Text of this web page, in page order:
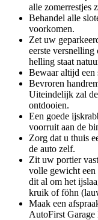
alle zomerrestjes
Behandel alle
voorkomen.
Zet uw
eerste versnelling
helling staat
Bewaar altijd een
Bevroren
Uiteindelijk zal
ontdooien.
Een goede
voorruit aan de
Zorg dat u thuis
de auto zelf.
Zit uw portier
volle gewicht een
dit al om het
kruik of föhn
Maak een
AutoFirst Garage